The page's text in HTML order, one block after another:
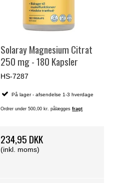
Solaray Magnesium Citrat
250 mg - 180 Kapsler
HS-7287
På lager - afsendelse 1-3 hverdage
Ordrer under 500,00 kr. pålæggesfragt
234,95 DKK
(inkl. moms)